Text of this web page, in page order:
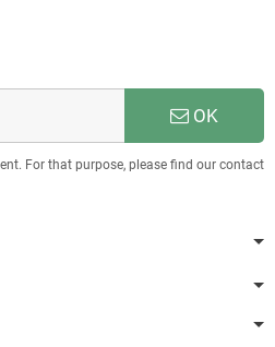
OK
For that purpose, please find our contact